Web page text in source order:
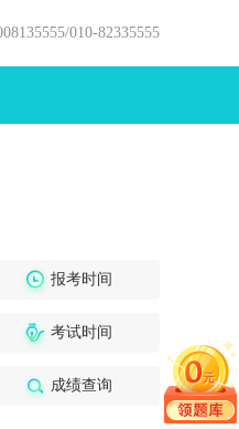
010-82335555
报考时间
考试时间
成绩查询